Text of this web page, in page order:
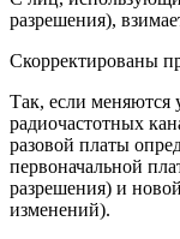
разрешения),
Скорректированы
Так, если меняются
радиочастотных
разовой платы
первоначальной
разрешения) и
изменений).